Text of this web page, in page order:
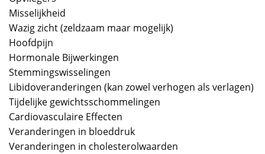
Misselijkheid
Wazig zicht (zeldzaam maar mogelijk)
Hoofdpijn
Hormonale Bijwerkingen
Stemmingswisselingen
Libidoveranderingen (kan zowel verhogen als verlagen)
Tijdelijke gewichtsschommelingen
Cardiovasculaire Effecten
Veranderingen in bloeddruk
Veranderingen in cholesterolwaarden